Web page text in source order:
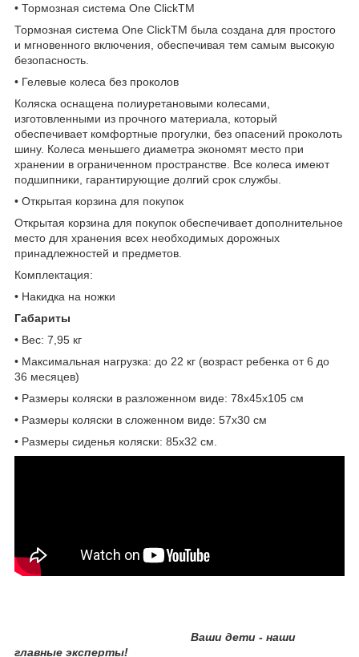
• Тормозная система One ClickTM
Тормозная система One ClickTM была создана для простого
и мгновенного включения, обеспечивая тем самым высокую
безопасность.
• Гелевые колеса без проколов
Коляска оснащена полиуретановыми колесами,
изготовленными из прочного материала, который
обеспечивает комфортные прогулки, без опасений проколоть
шину. Колеса меньшего диаметра экономят место при
хранении в ограниченном пространстве. Все колеса имеют
подшипники, гарантирующие долгий срок службы.
• Открытая корзина для покупок
Открытая корзина для покупок обеспечивает дополнительное
место для хранения всех необходимых дорожных
принадлежностей и предметов.
Комплектация:
• Накидка на ножки
Габариты
• Вес: 7,95 кг
• Максимальная нагрузка: до 22 кг (возраст ребенка от 6 до
36 месяцев)
• Размеры коляски в разложенном виде: 78x45x105 см
• Размеры коляски в сложенном виде: 57x30 см
• Размеры сиденья коляски: 85x32 см.
Ваши дети - наши
главные эксперты!